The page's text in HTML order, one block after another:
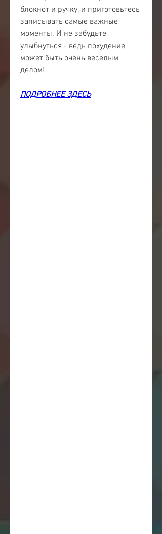
блокнот и ручку, и приготовьтесь
записывать самые важные
моменты. И не забудьте
улыбнуться - ведь похудение
может быть очень веселым
делом!
ПОДРОБНЕЕ ЗДЕСЬ